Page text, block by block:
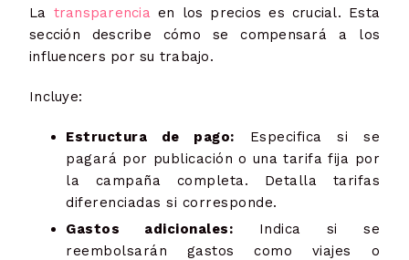
La transparencia en los precios es crucial. Esta
sección describe cómo se compensará a los
influencers por su trabajo.
Incluye:
Estructura de pago: Especifica si se
pagará por publicación o una tarifa fija por
la campaña completa. Detalla tarifas
diferenciadas si corresponde.
Gastos adicionales: Indica si se
reembolsarán gastos como viajes o